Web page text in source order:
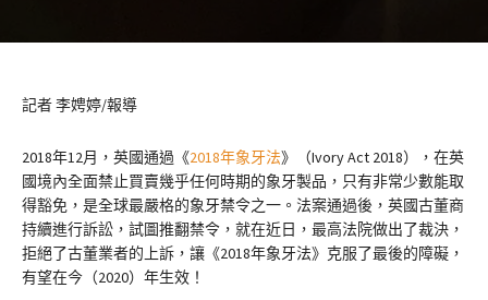
記者 李娉婷/報導
2018年12月，英國通過《2018年象牙法》（Ivory Act 2018），在英
國境內全面禁止買賣幾乎任何時期的象牙製品，只有非常少數能取
得豁免，是全球最嚴格的象牙禁令之一。法案通過後，英國古董商
持續進行訴訟，試圖推翻禁令，就在近日，最高法院做出了裁決，
拒絕了古董業者的上訴，讓《2018年象牙法》克服了最後的障礙，
有望在今（2020）年生效！